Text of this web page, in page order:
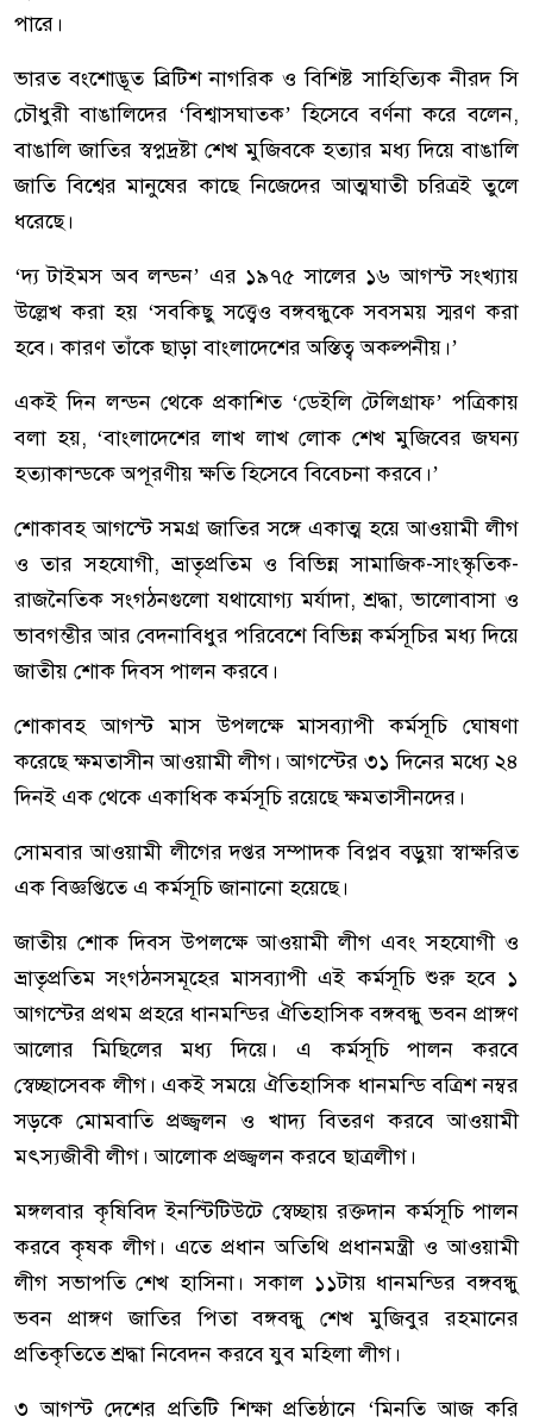
পারে।
ভারত বংশোদ্ভূত ব্রিটিশ নাগরিক ও বিশিষ্ট সাহিত্যিক নীরদ সি
চৌধুরী বাঙালিদের ‘বিশ্বাসঘাতক’ হিসেবে বর্ণনা করে বলেন,
বাঙালি জাতির স্বপ্নদ্রষ্টা শেখ মুজিবকে হত্যার মধ্য দিয়ে বাঙালি
জাতি বিশ্বের মানুষের কাছে নিজেদের আত্মঘাতী চরিত্রই তুলে
ধরেছে।
‘দ্য টাইমস অব লন্ডন’ এর ১৯৭৫ সালের ১৬ আগস্ট সংখ্যায়
উল্লেখ করা হয় ‘সবকিছু সত্ত্বেও বঙ্গবন্ধুকে সবসময় স্মরণ করা
হবে। কারণ তাঁকে ছাড়া বাংলাদেশের অস্তিত্ব অকল্পনীয়।’
একই দিন লন্ডন থেকে প্রকাশিত ‘ডেইলি টেলিগ্রাফ’ পত্রিকায়
বলা হয়, ‘বাংলাদেশের লাখ লাখ লোক শেখ মুজিবের জঘন্য
হত্যাকান্ডকে অপূরণীয় ক্ষতি হিসেবে বিবেচনা করবে।’
শোকাবহ আগস্টে সমগ্র জাতির সঙ্গে একাত্ম হয়ে আওয়ামী লীগ
ও তার সহযোগী, ভ্রাতৃপ্রতিম ও বিভিন্ন সামাজিক-সাংস্কৃতিক-
রাজনৈতিক সংগঠনগুলো যথাযোগ্য মর্যাদা, শ্রদ্ধা, ভালোবাসা ও
ভাবগম্ভীর আর বেদনাবিধুর পরিবেশে বিভিন্ন কর্মসূচির মধ্য দিয়ে
জাতীয় শোক দিবস পালন করবে।
শোকাবহ আগস্ট মাস উপলক্ষে মাসব্যাপী কর্মসূচি ঘোষণা
করেছে ক্ষমতাসীন আওয়ামী লীগ। আগস্টের ৩১ দিনের মধ্যে ২৪
দিনই এক থেকে একাধিক কর্মসূচি রয়েছে ক্ষমতাসীনদের।
সোমবার আওয়ামী লীগের দপ্তর সম্পাদক বিপ্লব বড়ুয়া স্বাক্ষরিত
এক বিজ্ঞপ্তিতে এ কর্মসূচি জানানো হয়েছে।
জাতীয় শোক দিবস উপলক্ষে আওয়ামী লীগ এবং সহযোগী ও
ভ্রাতৃপ্রতিম সংগঠনসমূহের মাসব্যাপী এই কর্মসূচি শুরু হবে ১
আগস্টের প্রথম প্রহরে ধানমন্ডির ঐতিহাসিক বঙ্গবন্ধু ভবন প্রাঙ্গণ
আলোর মিছিলের মধ্য দিয়ে। এ কর্মসূচি পালন করবে
স্বেচ্ছাসেবক লীগ। একই সময়ে ঐতিহাসিক ধানমন্ডি বত্রিশ নম্বর
সড়কে মোমবাতি প্রজ্জ্বলন ও খাদ্য বিতরণ করবে আওয়ামী
মৎস্যজীবী লীগ। আলোক প্রজ্জ্বলন করবে ছাত্রলীগ।
মঙ্গলবার কৃষিবিদ ইনস্টিটিউটে স্বেচ্ছায় রক্তদান কর্মসূচি পালন
করবে কৃষক লীগ। এতে প্রধান অতিথি প্রধানমন্ত্রী ও আওয়ামী
লীগ সভাপতি শেখ হাসিনা। সকাল ১১টায় ধানমন্ডির বঙ্গবন্ধু
ভবন প্রাঙ্গণ জাতির পিতা বঙ্গবন্ধু শেখ মুজিবুর রহমানের
প্রতিকৃতিতে শ্রদ্ধা নিবেদন করবে যুব মহিলা লীগ।
৩ আগস্ট দেশের প্রতিটি শিক্ষা প্রতিষ্ঠানে ‘মিনতি আজ করি